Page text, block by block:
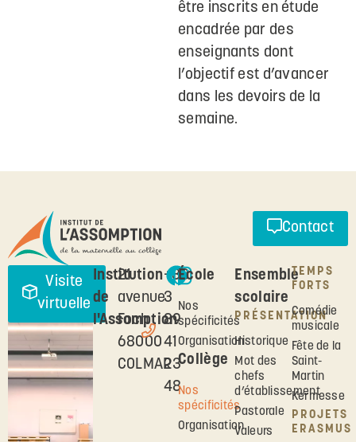
être inscrits en étude
encadrée par des
enseignants dont
l’objectif est d’avancer
dans les devoirs de la
semaine.
Contact
Visite
virtuelle
Institution
de
l'Assomption
21
avenue
Foch
68000
COLMAR
+33
3
89
41
23
48
École
Nos
spécificités
Organisation
Collège
Nos
spécificités
Organisation
Ensemble
scolaire
PRÉSENTATION
Historique
Mot des
chefs
d’établissement
Pastorale
Valeurs
TEMPS
FORTS
Comédie
musicale
Fête de la
Saint-
Martin
Kermesse
PROJETS
ERASMUS